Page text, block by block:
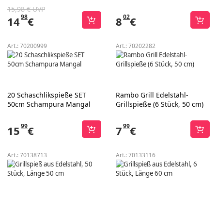
15,98 € UVP
1498€ 802€
Art.:70200999
20 Schaschlikspieße SET
50cm Schampura Mangal
1599€
Art.:70202282
Rambo Grill Edelstahl-
Grillspieße (6 Stück, 50 cm)
799€
Art.:70138713 Art.:70133116